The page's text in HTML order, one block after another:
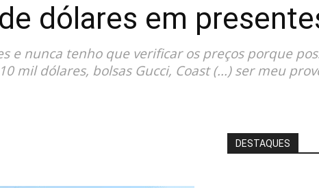
dólares em
e nunca tenho que verificar os preços porque
mil dólares, bolsas Gucci, Coast (...) ser meu
DESTAQUES